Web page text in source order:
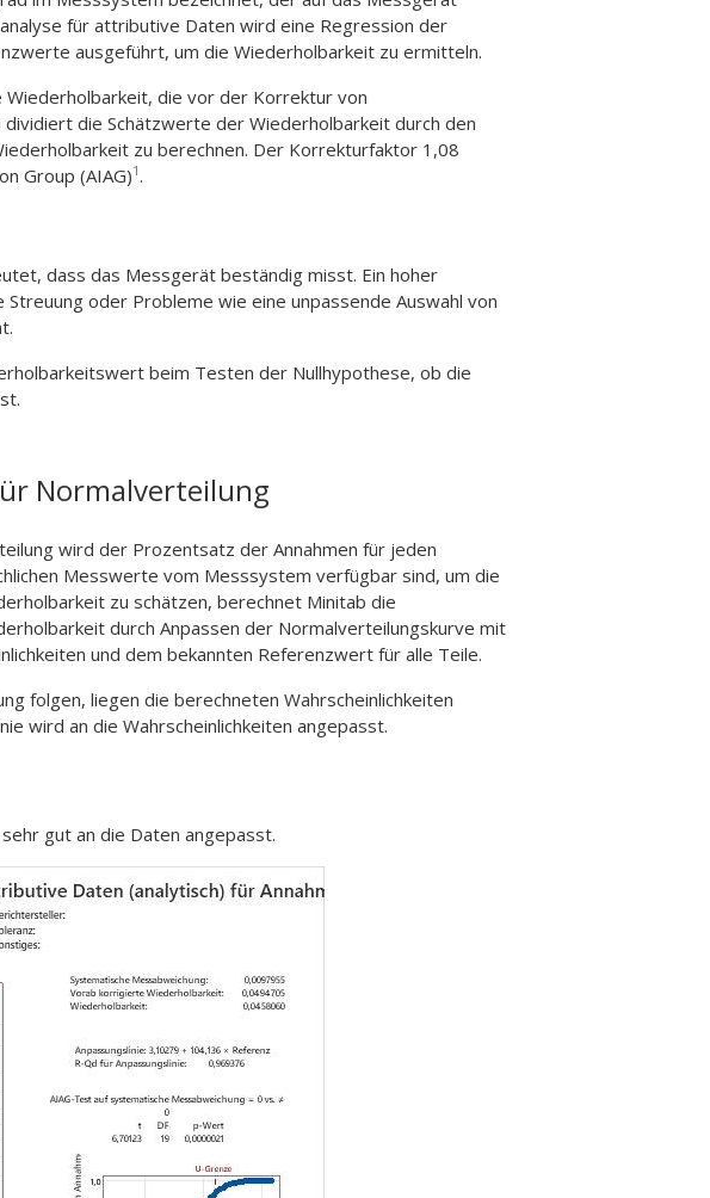
für attributive Daten wird eine Regression der
ausgeführt, um die Wiederholbarkeit zu ermitteln.
die vor der Korrektur von
die Schätzwerte der Wiederholbarkeit durch den
zu berechnen. Der Korrekturfaktor 1,08
Group (AIAG)1.
dass das Messgerät beständig misst. Ein hoher
oder Probleme wie eine unpassende Auswahl von
beim Testen der Nullhypothese, ob die
Normalverteilung
wird der Prozentsatz der Annahmen für jeden
Messwerte vom Messsystem verfügbar sind, um die
zu schätzen, berechnet Minitab die
durch Anpassen der Normalverteilungskurve mit
und dem bekannten Referenzwert für alle Teile.
folgen, liegen die berechneten Wahrscheinlichkeiten
wird an die Wahrscheinlichkeiten angepasst.
gut an die Daten angepasst.